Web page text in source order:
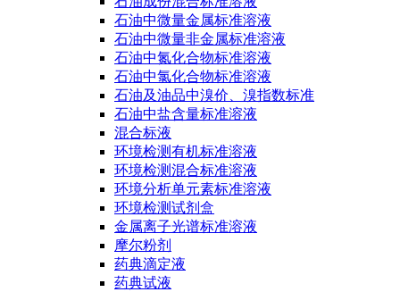
石油中微量金属标准溶液
石油中微量非金属标准溶液
石油中氮化合物标准溶液
石油中氯化合物标准溶液
石油及油品中溴价、溴指数标准
石油中盐含量标准溶液
混合标液
环境检测有机标准溶液
环境检测混合标准溶液
环境分析单元素标准溶液
环境检测试剂盒
金属离子光谱标准溶液
摩尔粉剂
药典滴定液
药典试液